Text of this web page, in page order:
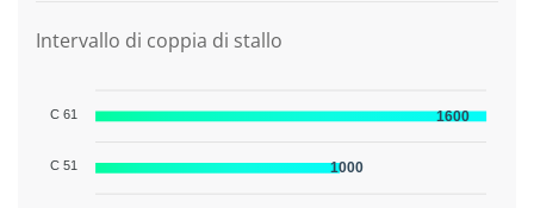
Intervallo di coppia di stallo
C 61
C 51
1600
1000